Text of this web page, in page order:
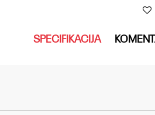
SPECIFIKACIJA